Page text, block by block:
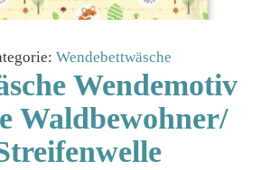
Wendebettwäsche
Wendemotiv
Waldbewohner/